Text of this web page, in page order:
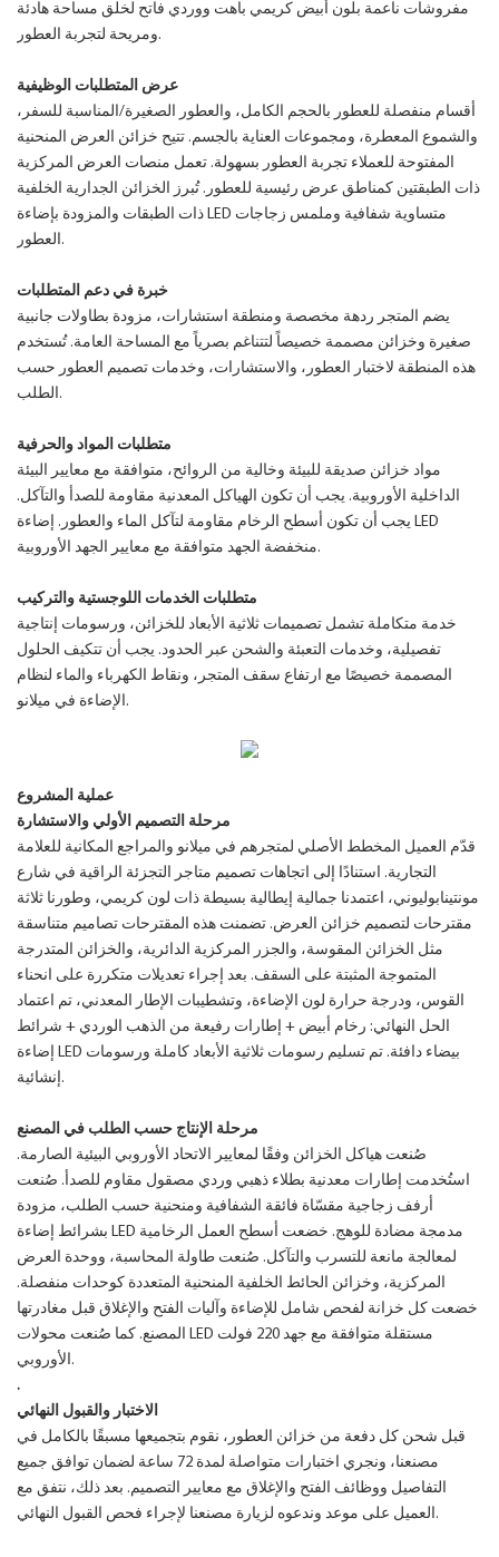
مفروشات ناعمة بلون أبيض كريمي باهت ووردي فاتح لخلق مساحة هادئة
ومريحة لتجربة العطور.
عرض المتطلبات الوظيفية
أقسام منفصلة للعطور بالحجم الكامل، والعطور الصغيرة/المناسبة للسفر،
والشموع المعطرة، ومجموعات العناية بالجسم. تتيح خزائن العرض المنحنية
المفتوحة للعملاء تجربة العطور بسهولة. تعمل منصات العرض المركزية
ذات الطبقتين كمناطق عرض رئيسية للعطور. تُبرز الخزائن الجدارية الخلفية
ذات الطبقات والمزودة بإضاءة LED متساوية شفافية وملمس زجاجات
العطور.
خبرة في دعم المتطلبات
يضم المتجر ردهة مخصصة ومنطقة استشارات، مزودة بطاولات جانبية
صغيرة وخزائن مصممة خصيصاً لتتناغم بصرياً مع المساحة العامة. تُستخدم
هذه المنطقة لاختبار العطور، والاستشارات، وخدمات تصميم العطور حسب
الطلب.
متطلبات المواد والحرفية
مواد خزائن صديقة للبيئة وخالية من الروائح، متوافقة مع معايير البيئة
الداخلية الأوروبية. يجب أن تكون الهياكل المعدنية مقاومة للصدأ والتآكل.
يجب أن تكون أسطح الرخام مقاومة لتآكل الماء والعطور. إضاءة LED
منخفضة الجهد متوافقة مع معايير الجهد الأوروبية.
متطلبات الخدمات اللوجستية والتركيب
خدمة متكاملة تشمل تصميمات ثلاثية الأبعاد للخزائن، ورسومات إنتاجية
تفصيلية، وخدمات التعبئة والشحن عبر الحدود. يجب أن تتكيف الحلول
المصممة خصيصًا مع ارتفاع سقف المتجر، ونقاط الكهرباء والماء لنظام
الإضاءة في ميلانو.
عملية المشروع
مرحلة التصميم الأولي والاستشارة
قدّم العميل المخطط الأصلي لمتجرهم في ميلانو والمراجع المكانية للعلامة
التجارية. استنادًا إلى اتجاهات تصميم متاجر التجزئة الراقية في شارع
مونتينابوليوني، اعتمدنا جمالية إيطالية بسيطة ذات لون كريمي، وطورنا ثلاثة
مقترحات لتصميم خزائن العرض. تضمنت هذه المقترحات تصاميم متناسقة
مثل الخزائن المقوسة، والجزر المركزية الدائرية، والخزائن المتدرجة
المتموجة المثبتة على السقف. بعد إجراء تعديلات متكررة على انحناء
القوس، ودرجة حرارة لون الإضاءة، وتشطيبات الإطار المعدني، تم اعتماد
الحل النهائي: رخام أبيض + إطارات رفيعة من الذهب الوردي + شرائط
إضاءة LED بيضاء دافئة. تم تسليم رسومات ثلاثية الأبعاد كاملة ورسومات
إنشائية.
مرحلة الإنتاج حسب الطلب في المصنع
صُنعت هياكل الخزائن وفقًا لمعايير الاتحاد الأوروبي البيئية الصارمة.
استُخدمت إطارات معدنية بطلاء ذهبي وردي مصقول مقاوم للصدأ. صُنعت
أرفف زجاجية مقسّاة فائقة الشفافية ومنحنية حسب الطلب، مزودة
بشرائط إضاءة LED مدمجة مضادة للوهج. خضعت أسطح العمل الرخامية
لمعالجة مانعة للتسرب والتآكل. صُنعت طاولة المحاسبة، ووحدة العرض
المركزية، وخزائن الحائط الخلفية المنحنية المتعددة كوحدات منفصلة.
خضعت كل خزانة لفحص شامل للإضاءة وآليات الفتح والإغلاق قبل مغادرتها
المصنع. كما صُنعت محولات LED مستقلة متوافقة مع جهد 220 فولت
الأوروبي.
.
الاختبار والقبول النهائي
قبل شحن كل دفعة من خزائن العطور، نقوم بتجميعها مسبقًا بالكامل في
مصنعنا، ونجري اختبارات متواصلة لمدة 72 ساعة لضمان توافق جميع
التفاصيل ووظائف الفتح والإغلاق مع معايير التصميم. بعد ذلك، نتفق مع
العميل على موعد وندعوه لزيارة مصنعنا لإجراء فحص القبول النهائي.